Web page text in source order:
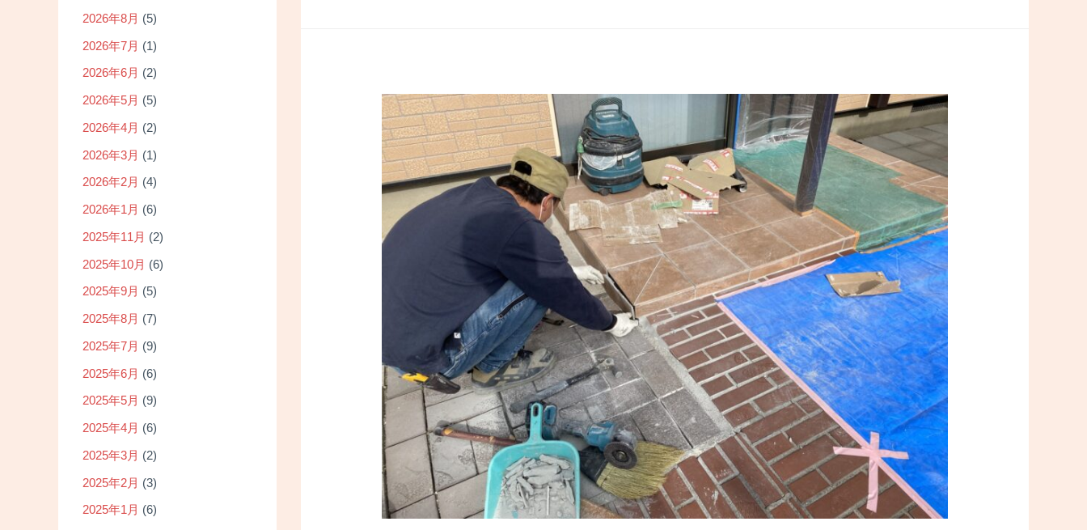
2026年8月 (5)
2026年7月 (1)
2026年6月 (2)
2026年5月 (5)
2026年4月 (2)
2026年3月 (1)
2026年2月 (4)
2026年1月 (6)
2025年11月 (2)
2025年10月 (6)
2025年9月 (5)
2025年8月 (7)
2025年7月 (9)
2025年6月 (6)
2025年5月 (9)
2025年4月 (6)
2025年3月 (2)
2025年2月 (3)
2025年1月 (6)
A
様
邸
仮
設
場